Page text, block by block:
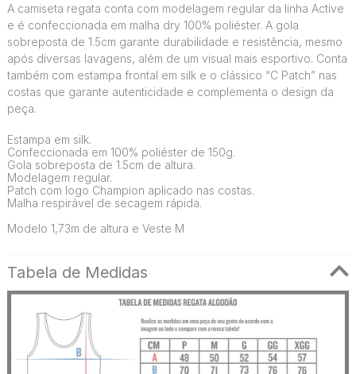
A camiseta regata conta com modelagem regular da linha Active
e é confeccionada em malha dry 100% poliéster. A gola
sobreposta de 1.5cm garante durabilidade e resistência, mesmo
após diversas lavagens, além de um visual mais esportivo. Conta
também com estampa frontal em silk e o clássico “C Patch” nas
costas que garante autenticidade e complementa o design da
peça.
Estampa em silk.
Confeccionada em 100% poliéster de 150g.
Gola sobreposta de 1.5cm de altura.
Modelagem regular.
Patch com logo Champion aplicado nas costas.
Malha respirável de secagem rápida.
Modelo 1,73m de altura e Veste M
Tabela de Medidas